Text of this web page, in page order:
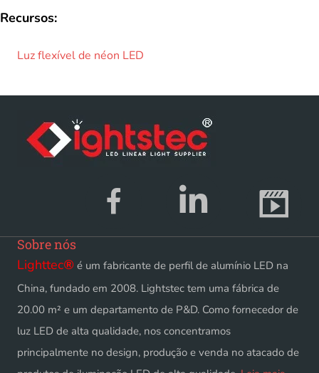
Recursos:
Luz flexível de néon LED
Sobre nós
Lighttec® é um fabricante de perfil de alumínio LED na
China, fundado em 2008. Lightstec tem uma fábrica de
20.00 m² e um departamento de P&D. Como fornecedor de
luz LED de alta qualidade, nos concentramos
principalmente no design, produção e venda no atacado de